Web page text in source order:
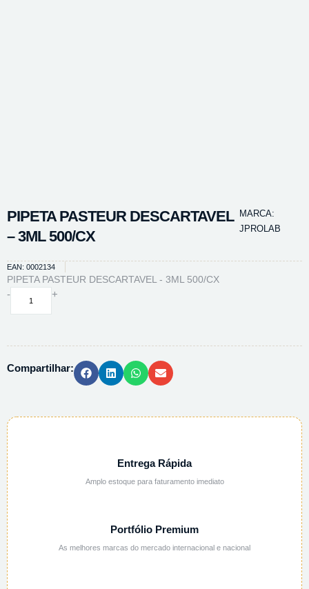
PIPETA PASTEUR DESCARTAVEL
– 3ML 500/CX
MARCA:
JPROLAB
EAN: 0002134
PIPETA PASTEUR DESCARTAVEL - 3ML 500/CX
-
PIPETA
500/CX
+
Compartilhar:
Entrega Rápida
Amplo estoque para faturamento imediato
Portfólio Premium
As melhores marcas do mercado internacional e nacional